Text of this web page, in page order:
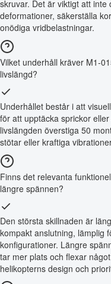
skruvar. Det är viktigt att
deformationer, säkerställa
onödiga vridbelastningar.
Vilket underhåll kräver M1-
livslängd?
Underhållet består i att
för att upptäcka sprickor
livslängden överstiga 50
stötar eller kraftiga
Finns det relevanta
längre spännen?
Den största skillnaden är
kompakt anslutning, lämplig
konfigurationer. Längre
tar mer plats och flexar
helikopterns design och